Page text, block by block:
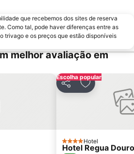
Núcleo Ferroviário de Arco de Baúlhe
Cête
Praia da Lomba
Vila da Longra
Praia Fluvial da Folgosa
Estádio D. Afonso Henriques
G. D. Serzedelo - Campo das Oliveiras
Palácio Vila Flor
que recebemos dos sites de reserva
Como tal, pode haver diferenças entre as
trivago e os preços que estão disponíveis
melhor avaliação em
Escolha popular
PartilharAdicionar
4 Estrelas
Hotel
Hotel Regua Douro